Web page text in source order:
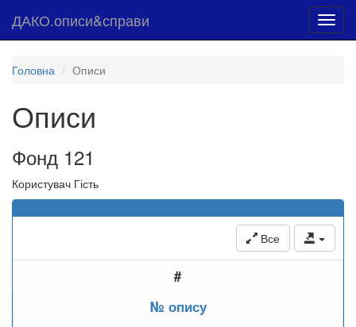
ДАКО.описи&справи
Головна Описи
Описи
Фонд 121
Користувач Гість
Все
#
№ опису